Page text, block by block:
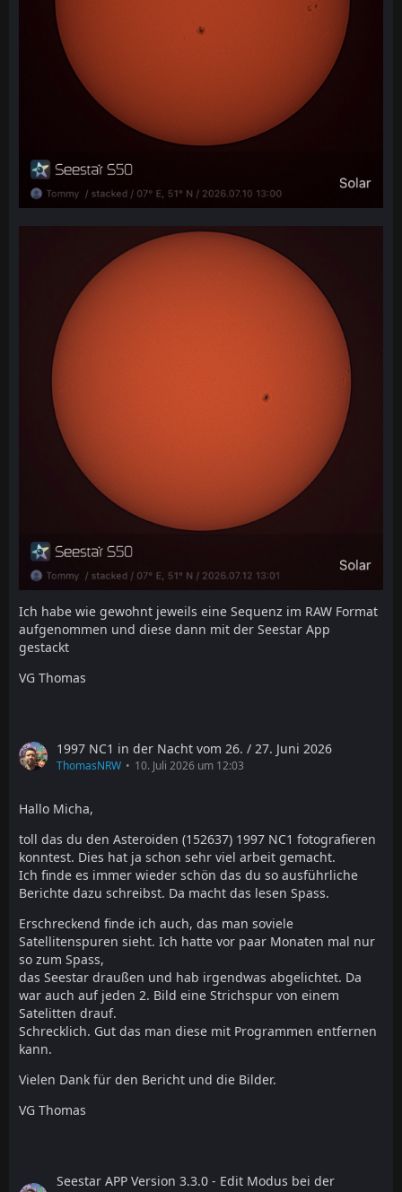
Ich habe wie gewohnt jeweils eine Sequenz im RAW Format
aufgenommen und diese dann mit der Seestar App
gestackt
VG Thomas
1997 NC1 in der Nacht vom 26. / 27. Juni 2026
ThomasNRW 10. Juli 2026 um 12:03
Hallo Micha,
toll das du den Asteroiden (152637) 1997 NC1 fotografieren
konntest. Dies hat ja schon sehr viel arbeit gemacht.
Ich finde es immer wieder schön das du so ausführliche
Berichte dazu schreibst. Da macht das lesen Spass.
Erschreckend finde ich auch, das man soviele
Satellitenspuren sieht. Ich hatte vor paar Monaten mal nur
so zum Spass,
das Seestar draußen und hab irgendwas abgelichtet. Da
war auch auf jeden 2. Bild eine Strichspur von einem
Satelitten drauf.
Schrecklich. Gut das man diese mit Programmen entfernen
kann.
Vielen Dank für den Bericht und die Bilder.
VG Thomas
Seestar APP Version 3.3.0 - Edit Modus bei der